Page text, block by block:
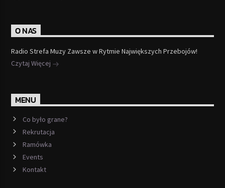
O NAS
Radio Strefa Muzy Zawsze w Rytmie Największych Przebojów!
Czytaj Więcej
MENU
Co było grane?
Rekrutacja
Ramówka
Events
Kontakt